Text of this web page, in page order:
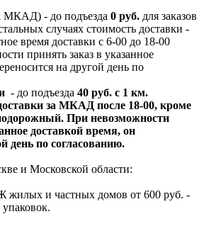
МКАД) - до подъезда 0 руб. для заказов
случаях стоимость доставки -
время доставки с 6-00 до 18-00
принять заказ в указанное
на другой день по
- до подъезда 40 руб. с 1 км.
за МКАД после 18-00, кроме
При невозможности
доставкой время, он
день по согласованию.
и Московской области:
и частных домов от 600 руб. -
упаковок.